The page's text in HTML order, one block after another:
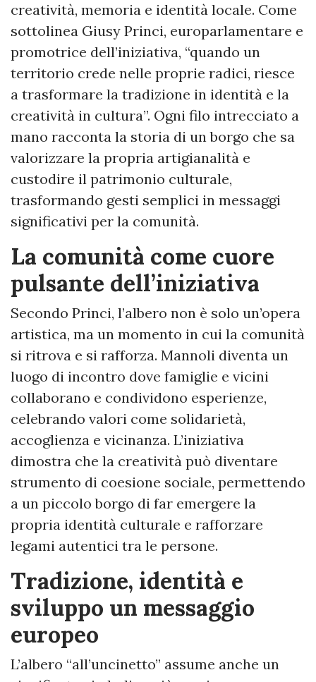
creatività, memoria e identità locale. Come
sottolinea Giusy Princi, europarlamentare e
promotrice dell’iniziativa, “quando un
territorio crede nelle proprie radici, riesce
a trasformare la tradizione in identità e la
creatività in cultura”. Ogni filo intrecciato a
mano racconta la storia di un borgo che sa
valorizzare la propria artigianalità e
custodire il patrimonio culturale,
trasformando gesti semplici in messaggi
significativi per la comunità.
La comunità come cuore
pulsante dell’iniziativa
Secondo Princi, l’albero non è solo un’opera
artistica, ma un momento in cui la comunità
si ritrova e si rafforza. Mannoli diventa un
luogo di incontro dove famiglie e vicini
collaborano e condividono esperienze,
celebrando valori come solidarietà,
accoglienza e vicinanza. L’iniziativa
dimostra che la creatività può diventare
strumento di coesione sociale, permettendo
a un piccolo borgo di far emergere la
propria identità culturale e rafforzare
legami autentici tra le persone.
Tradizione, identità e
sviluppo un messaggio
europeo
L’albero “all’uncinetto” assume anche un